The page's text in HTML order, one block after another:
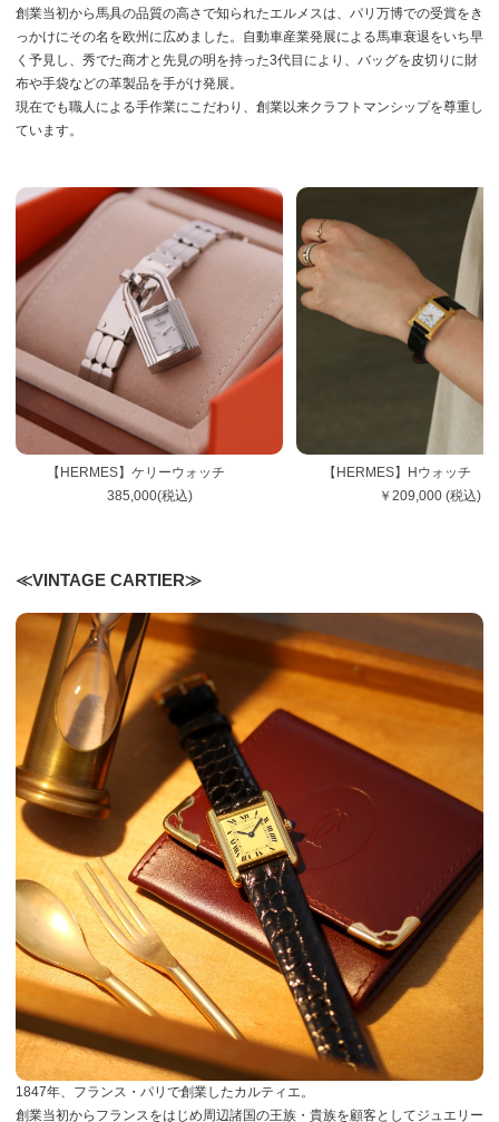
創業当初から馬具の品質の高さで知られたエルメスは、パリ万博での受賞をき
っかけにその名を欧州に広めました。自動車産業発展による馬車衰退をいち早
く予見し、秀でた商才と先見の明を持った3代目により、バッグを皮切りに財
布や手袋などの革製品を手がけ発展。
現在でも職人による手作業にこだわり、創業以来クラフトマンシップを尊重し
ています。
【HERMES】ケリーウォッチ
385,000(税込)
【HERMES】Hウ
￥209,000 (税込)
≪VINTAGE CARTIER≫
1847年、フランス・パリで創業したカルティエ。
創業当初からフランスをはじめ周辺諸国の王族・貴族を顧客としてジュエリー